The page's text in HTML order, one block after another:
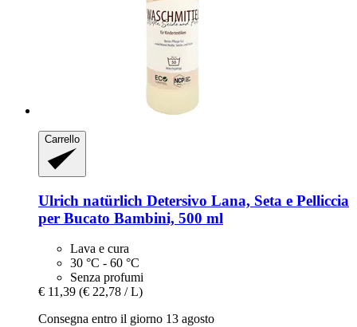
Carrello
Ulrich natürlich Detersivo Lana, Seta e Pelliccia
per Bucato Bambini, 500 ml
Lava e cura
30 °C - 60 °C
Senza profumi
€ 11,39 (€ 22,78 / L)
Consegna entro il giorno 13 agosto